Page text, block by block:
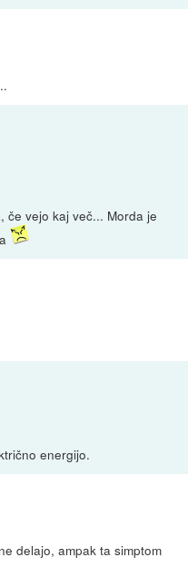
če vejo kaj več... Morda je
energijo.
delajo, ampak ta simptom